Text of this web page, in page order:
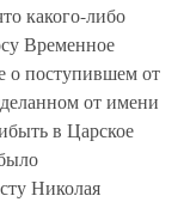
какого-либо
Временное
о поступившем от
от имени
в Царское
Николая